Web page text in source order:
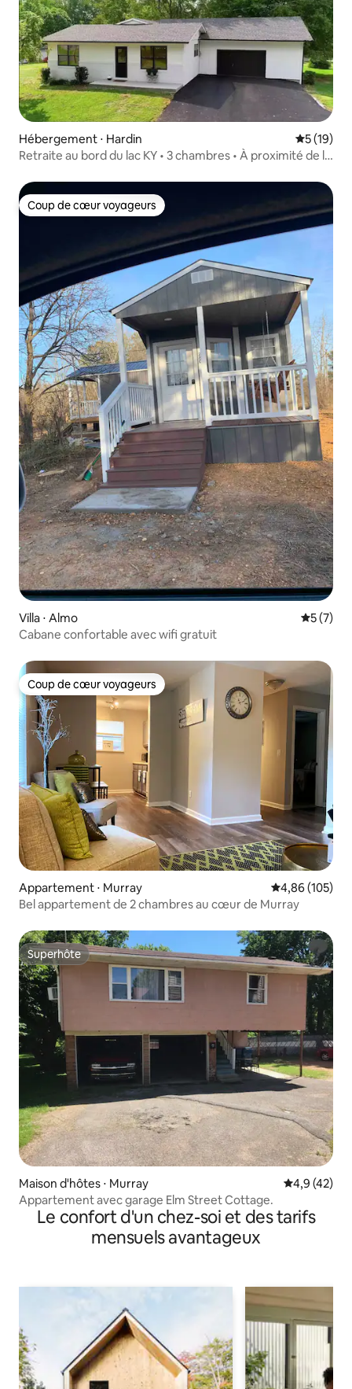
Hébergement ⋅ Hardin
5 (19)
Retraite au bord du lac KY • 3 chambres • À proximité de la
Coup de cœur voyageurs
Coup de cœur voyageurs
Villa ⋅ Almo
5 (7)
Cabane confortable avec wifi gratuit
Coup de cœur voyageurs
Coup de cœur voyageurs
Appartement ⋅ Murray Évaluation
4,86 (105)
Bel appartement de 2 chambres au cœur de Murray
Superhôte
Superhôte
Maison d'hôtes ⋅ Murray Évaluation
4,9 (42)
Appartement avec garage Elm Street Cottage.
Le confort d'un chez-soi et des tarifs
mensuels avantageux